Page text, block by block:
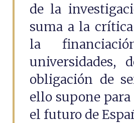
de la
suma a la
la
universidades,
obligación de
ello supone
el futuro de